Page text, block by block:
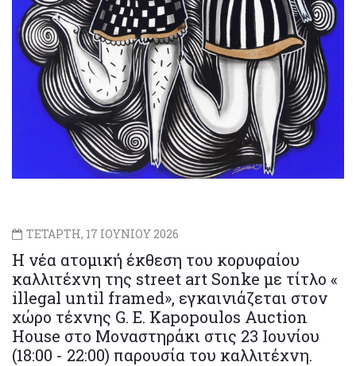
ΤΕΤΑΡΤΗ, 17 ΙΟΥΝΙΟΥ 2026
Η νέα ατομική έκθεση του κορυφαίου
καλλιτέχνη της street art Sonke με τίτλο «
illegal until framed», εγκαινιάζεται στον
χώρο τέχνης G. E. Kapopoulos Auction
House στο Μοναστηράκι στις 23 Ιουνίου
(18:00 - 22:00) παρουσία του καλλιτέχνη.